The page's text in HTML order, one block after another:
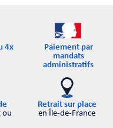
4x
Paiement par
mandats
administratifs
ou
Retrait sur place
en Île-de-France